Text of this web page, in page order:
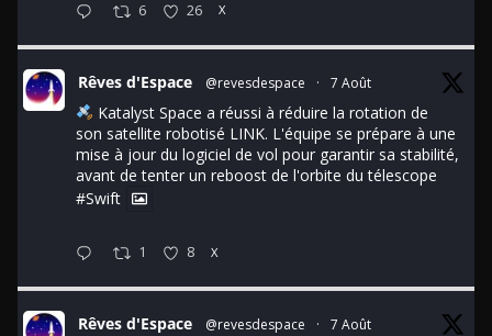
6 26 X
Rêves d'Espace @revesdespace · 7 Août
Katalyst Space a réussi à réduire la rotation de
son satellite robotisé LINK. L'équipe se prépare à une
mise à jour du logiciel de vol pour garantir sa stabilité,
avant de tenter un reboost de l'orbite du télescope
#Swift
1 8 X
Rêves d'Espace @revesdespace · 7 Août